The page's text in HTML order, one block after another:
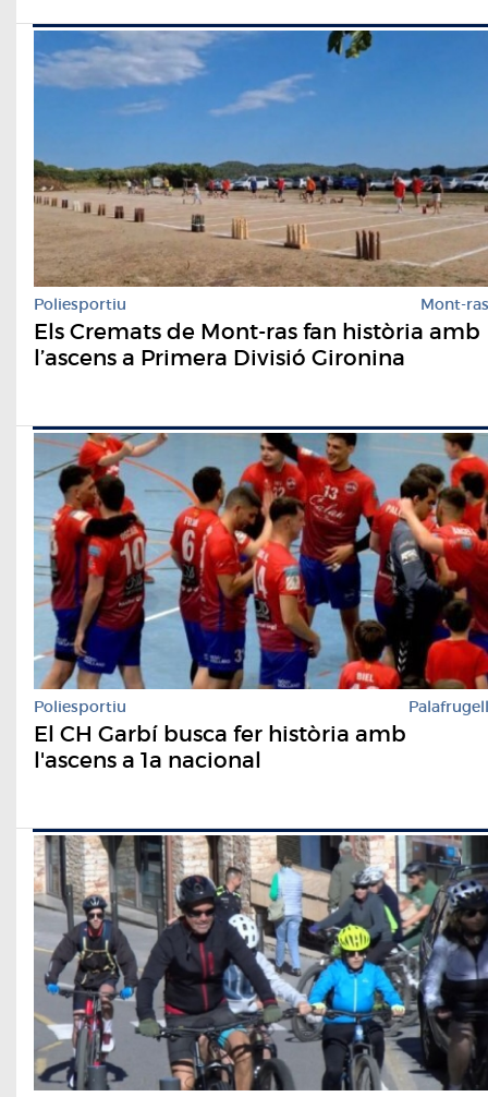
Poliesportiu Mont-ras
Els Cremats de Mont-ras fan història amb
l’ascens a Primera Divisió Gironina
Poliesportiu Palafrugell
El CH Garbí busca fer història amb
l'ascens a 1a nacional